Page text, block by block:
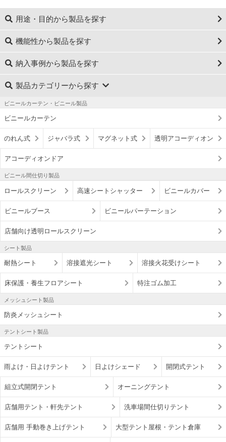
用途・目的から製品を探す
機能性から製品を探す
納入事例から製品を探す
製品カテゴリーから探す
ビニールカーテン・ビニール製品
ビニールカーテン
のれん式 ジャバラ式 マグネット式 透明アコーディオン
アコーディオンドア
ビニール間仕切り製品
ロールスクリーン 高速シートシャッター ビニールカバー
ビニールブース ビニールパーテーション
店舗向け透明ロールスクリーン
シート製品
耐熱シート 溶接遮光シート 溶接火花受けシート
床保護・養生フロアシート 特注ゴム加工
メッシュシート製品
防炎メッシュシート
テントシート製品
テントシート
雨よけ・日よけテント 日よけシェード 開閉式テント
組立式開閉テント オーニングテント
店舗用テント・軒先テント 洗車場間仕切りテント
店舗用 手動巻き上げテント 大型テント屋根・テント倉庫